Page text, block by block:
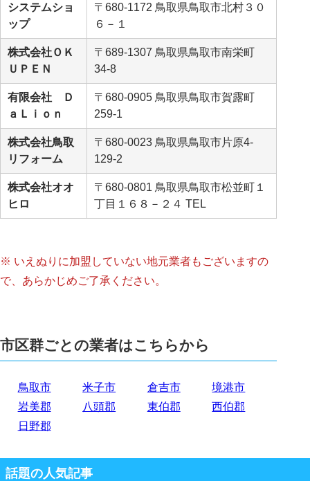
システムショ
ップ
〒680-1172 鳥取県鳥取市北村３０
６－１
株式会社ＯＫ
ＵＰＥＮ
〒689-1307 鳥取県鳥取市南栄町
34-8
有限会社 Ｄ
ａＬｉｏｎ
〒680-0905 鳥取県鳥取市賀露町
259-1
株式会社鳥取
リフォーム
〒680-0023 鳥取県鳥取市片原4-
129-2
株式会社オオ
ヒロ
〒680-0801 鳥取県鳥取市松並町１
丁目１６８－２４ TEL
※ いえぬりに加盟していない地元業者もございますの
で、あらかじめご了承ください。
市区群ごとの業者はこちらから
鳥取市 米子市 倉吉市
境港市
岩美郡
八頭郡 東伯郡
西伯郡
日野郡
話題の人気記事